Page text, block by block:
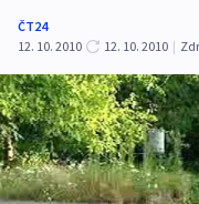
ČT24
12. 10. 2010
12. 10. 2010 |